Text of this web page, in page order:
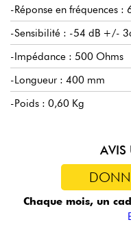
-Réponse en fréquences :
-Sensibilité : -54 dB +/-
-Impédance : 500 Ohms
-Longueur : 400 mm
-Poids : 0,60 Kg
AVIS
Chaque mois, un